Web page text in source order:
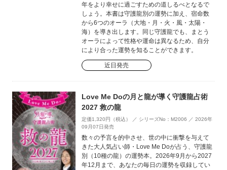
年をより幸せに過ごすための道しるべとなるで
しょう。本書は守護龍別の運勢に加え、宿命数
から6つのオーラ（大地・月・火・風・太陽・
海）を導き出します。同じ守護龍でも、まとう
オーラによって性格や運命は異なるため、自分
により合った運勢を知ることができます。
近日発売
Love Me Doの月と龍が導く守護龍占術
2027 救の龍
定価1,320円（税込） ／ シリーズNo：M2006 ／ 2026年
09月07日発売
数々の予言を的中させ、世の中に衝撃を与えて
きた大人気占い師・Love Me Doが占う、守護龍
別（10種の龍）の運勢本。2026年9月から2027
年12月まで、あなたの毎日の運勢を収録してい